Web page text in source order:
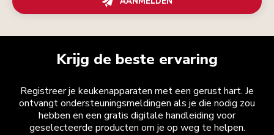
Krijg de beste ervaring
Registreer je keukenapparaten met een gerust hart. Je
ontvangt ondersteuningsmeldingen als je die nodig zou
hebben en een gratis digitale handleiding voor
geselecteerde producten om je op weg te helpen.